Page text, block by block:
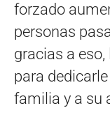
forzado
personas
gracias a
para
familia y a su